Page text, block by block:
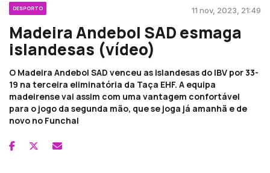
DESPORTO 11 nov, 2023, 21:49
Madeira Andebol SAD esmaga
islandesas (vídeo)
O Madeira Andebol SAD venceu as islandesas do IBV por 33-
19 na terceira eliminatória da Taça EHF. A equipa
madeirense vai assim com uma vantagem confortável
para o jogo da segunda mão, que se joga já amanhã e de
novo no Funchal